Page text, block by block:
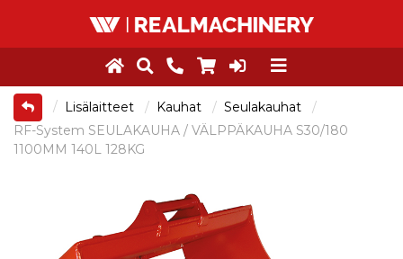
Lisälaitteet Kauhat
Seulakauhat
RF-System SEULAKAUHA / VÄLPPÄKAUHA S30/180
1100MM 140L 128KG